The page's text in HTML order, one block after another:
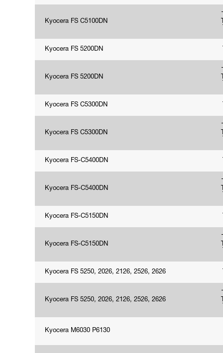
Kyocera FS C5100DN
Kyocera FS 5200DN
Kyocera FS 5200DN
Kyocera FS C5300DN
Kyocera FS C5300DN
Kyocera FS-C5400DN
Kyocera FS-C5400DN
Kyocera FS-C5150DN
Kyocera FS-C5150DN
Kyocera FS 5250, 2026, 2126, 2526, 2626
Kyocera FS 5250, 2026, 2126, 2526, 2626
Kyocera M6030 P6130